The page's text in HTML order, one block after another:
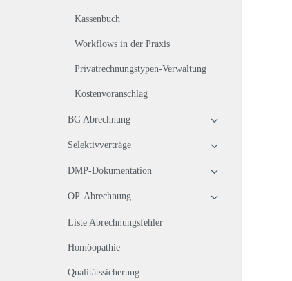
Kassenbuch
Workflows in der Praxis
Privatrechnungstypen-Verwaltung
Kostenvoranschlag
BG Abrechnung
Selektivverträge
DMP-Dokumentation
OP-Abrechnung
Liste Abrechnungsfehler
Homöopathie
Qualitätssicherung